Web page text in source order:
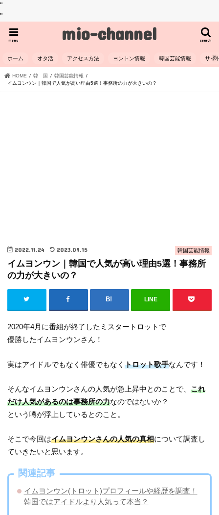
"
"
mio-channel search
menu
ホーム オタ活 アクセス方法 ヨントン情報 韓国芸能情報 サイ
HOME 韓 国
韓国芸能情報
イムヨンウン｜韓国で人気が高い理由5選！事務所の力が大きいの？
韓国芸能情報
2022.11.24 2023.09.15
イムヨンウン｜韓国で人気が高い理由5選！事務所
の力が大きいの？
LINE
2020年4月に番組が終了したミスタートロットで
優勝したイムヨンウンさん！
実はアイドルでもなく俳優でもなくトロット歌手なんです！
そんなイムヨンウンさんの人気が急上昇中とのことで、これ
だけ人気があるのは事務所の力なのではないか？
という噂が浮上しているとのこと。
そこで今回はイムヨンウンさんの人気の真相について調査し
ていきたいと思います。
関連記事
イムヨンウン(トロット)プロフィールや経歴を調査！
韓国ではアイドルより人気って本当？